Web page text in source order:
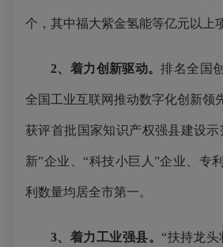
个，其中福大紫金氢能等亿元以上
2、着力创新驱动。排名全国
全国工业互联网推动数字化创新领
获评首批国家知识产权强县建设
新”企业、“科技小巨人”企业、专
利数量均居全市第一。
3、着力工业强县。 “扶持龙